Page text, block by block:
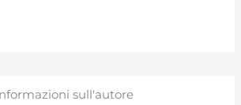
sull'autore